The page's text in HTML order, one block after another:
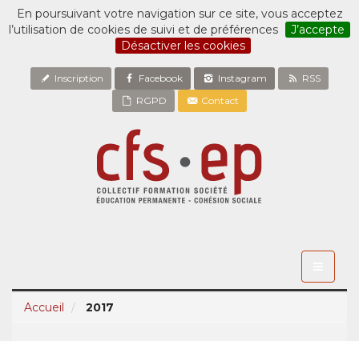
En poursuivant votre navigation sur ce site, vous acceptez
l’utilisation de cookies de suivi et de préférences
J’accepte
Désactiver les cookies
Inscription Facebook Instagram
RSS
RGPD
Contact
Accueil
2017